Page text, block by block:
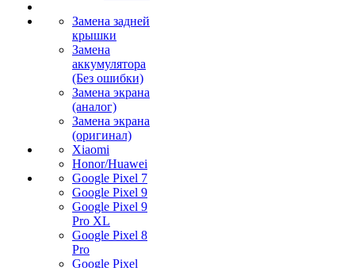
Замена задней
крышки
Замена
аккумулятора
(Без ошибки)
Замена экрана
(аналог)
Замена экрана
(оригинал)
Xiaomi
Honor/Huawei
Google Pixel 7
Google Pixel 9
Google Pixel 9
Pro XL
Google Pixel 8
Pro
Google Pixel